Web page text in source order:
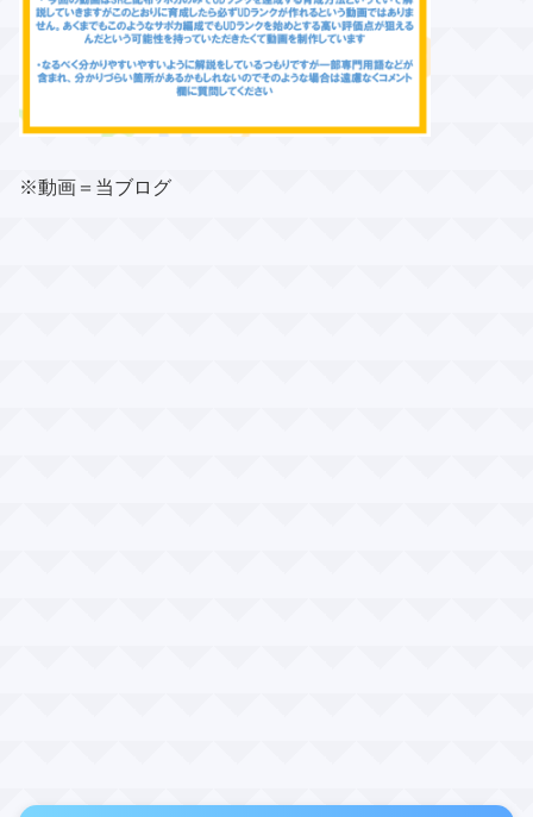
※動画＝当ブログ